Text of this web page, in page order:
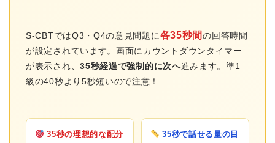
S-CBTではQ3・Q4の意見問題に各35秒間の回答時間
が設定されています。画面にカウントダウンタイマー
が表示され、35秒経過で強制的に次へ進みます。準1
級の40秒より5秒短いので注意！
35秒の理想的な配分
35秒で話せる量の目